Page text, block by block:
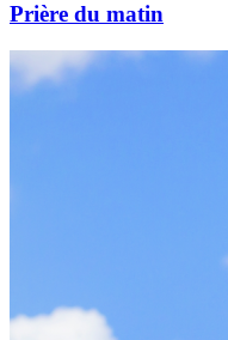
Prière du matin